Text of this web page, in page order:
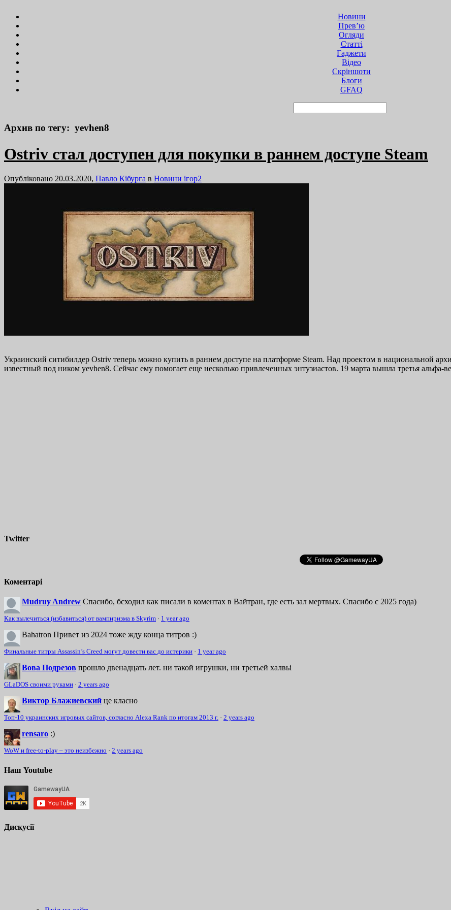
Новини
Прев’ю
Огляди
Статті
Гаджети
Відео
Cкріншоти
Блоги
GFAQ
Архив по тегу: yevhen8
Ostriv стал доступен для покупки в раннем доступе Steam
Опубліковано 20.03.2020, Павло Кібурга в Новини ігор2
Украинский ситибилдер Ostriv теперь можно купить в раннем доступе на платформе Steam. Над проектом в национальной
известный под ником yevhen8. Сейчас ему помогает еще несколько привлеченных энтузиастов. 19 марта вышла третья альфа-
Twitter
Коментарі
Mudruy Andrew Спасибо, бсходил как писали в коментах в Вайтран, где есть зал мертвых. Спасибо с 2025 года)
Как вылечиться (избавиться) от вампиризма в Skyrim · 1 year ago
Bahatron Привет из 2024 тоже жду конца титров :)
Финальные титры Assassin’s Creed могут довести вас до истерики · 1 year ago
Вова Подрезов прошло двенадцать лет. ни такой игрушки, ни третьей халвьі
GLaDOS своими руками · 2 years ago
Виктор Блажиевский це класно
Топ-10 украинских игровых сайтов, согласно Alexa Rank по итогам 2013 г. · 2 years ago
rensaro :)
WoW и free-to-play – это неизбежно · 2 years ago
Наш Youtube
Дискусії